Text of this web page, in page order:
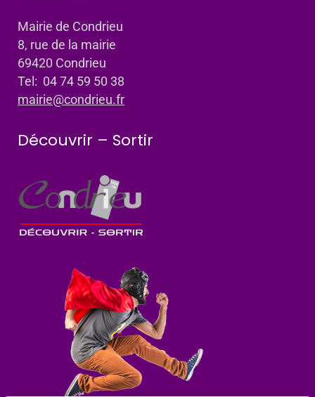
Mairie de Condrieu
8, rue de la mairie
69420 Condrieu
Tel: 04 74 59 50 38
mairie@condrieu.fr
Découvrir – Sortir